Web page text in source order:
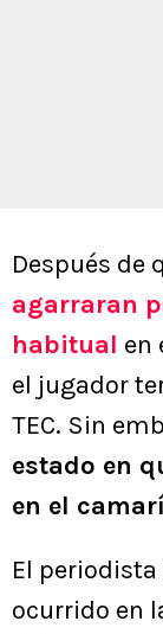
Después de
agarraran
habitual en
el jugador
TEC. Sin
estado en
en el
El
ocurrido en